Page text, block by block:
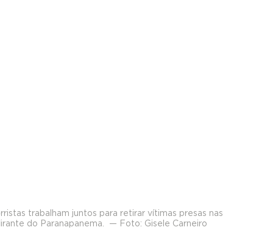
trabalham juntos para retirar vítimas presas nas
do Paranapanema.  — Foto: Gisele Carneiro